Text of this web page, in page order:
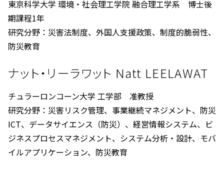
東京科学大学 環境・社会理工学院 融合理工学系 博士後
期課程1年
研究分野：災害法制度、外国人支援政策、制度的脆弱性、
防災教育
ナット・リーラワット Natt LEELAWAT
チュラーロンコーン大学 工学部 准教授
研究分野：災害リスク管理、事業継続マネジメント、防災
ICT、データサイエンス（防災）、経営情報システム、ビ
ジネスプロセスマネジメント、システム分析・設計、モバ
イルアプリケーション、防災教育